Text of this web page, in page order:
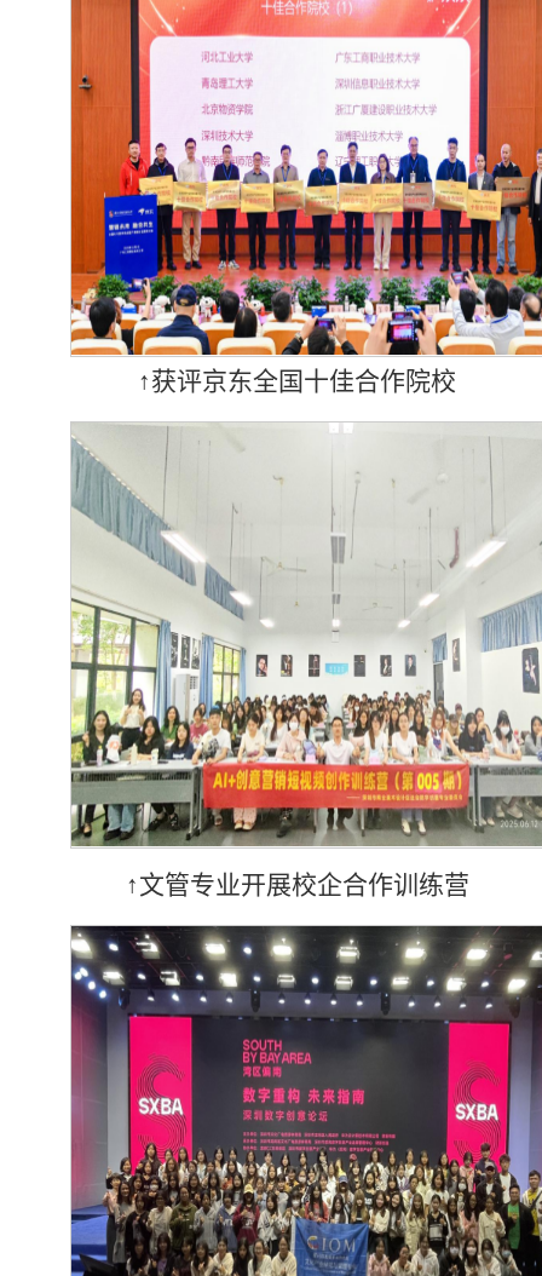
↑获评京东全国十佳合作院校
↑文管专业开展校企合作训练营